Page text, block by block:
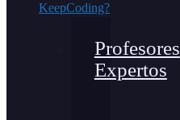
KeepCoding?
Profesores
Expertos